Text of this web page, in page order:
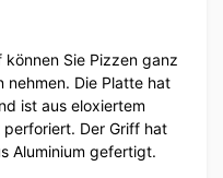
Sie Pizzen ganz
nehmen. Die Platte hat
ist aus eloxiertem
Der Griff hat
Aluminium gefertigt.